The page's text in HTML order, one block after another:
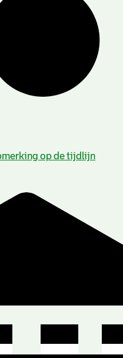
op de tijdlijn